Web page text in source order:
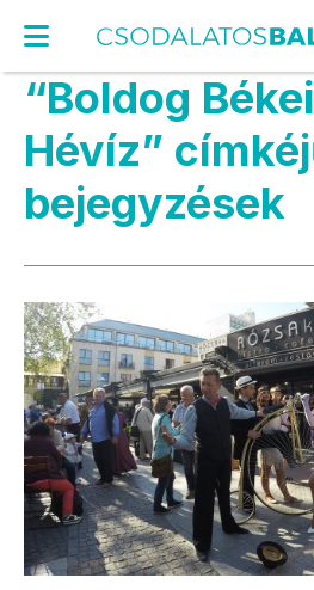
“Boldog
Hévíz”
bejegyzések